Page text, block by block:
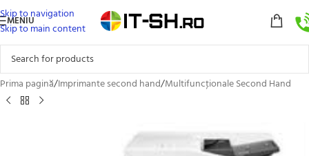
Skip to navigation
Skip to main content
MENIU
Prima pagină/Imprimante second hand/Multifuncţionale Second Hand